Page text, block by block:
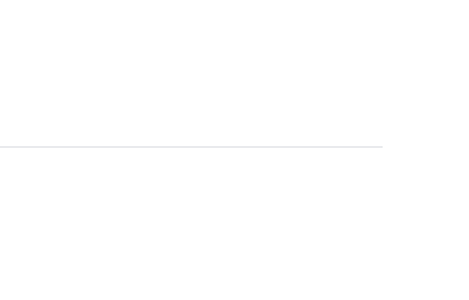
bianca, cabine (a pagamento), lettini da mare